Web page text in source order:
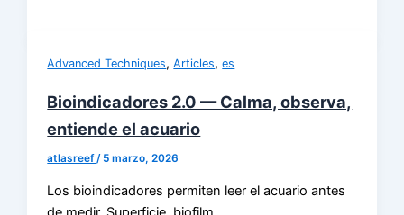
Advanced Techniques,Articles,es
Bioindicadores 2.0 — Calma, observa,
entiende el acuario
atlasreef/ 5 marzo, 2026
Los bioindicadores permiten leer el acuario antes